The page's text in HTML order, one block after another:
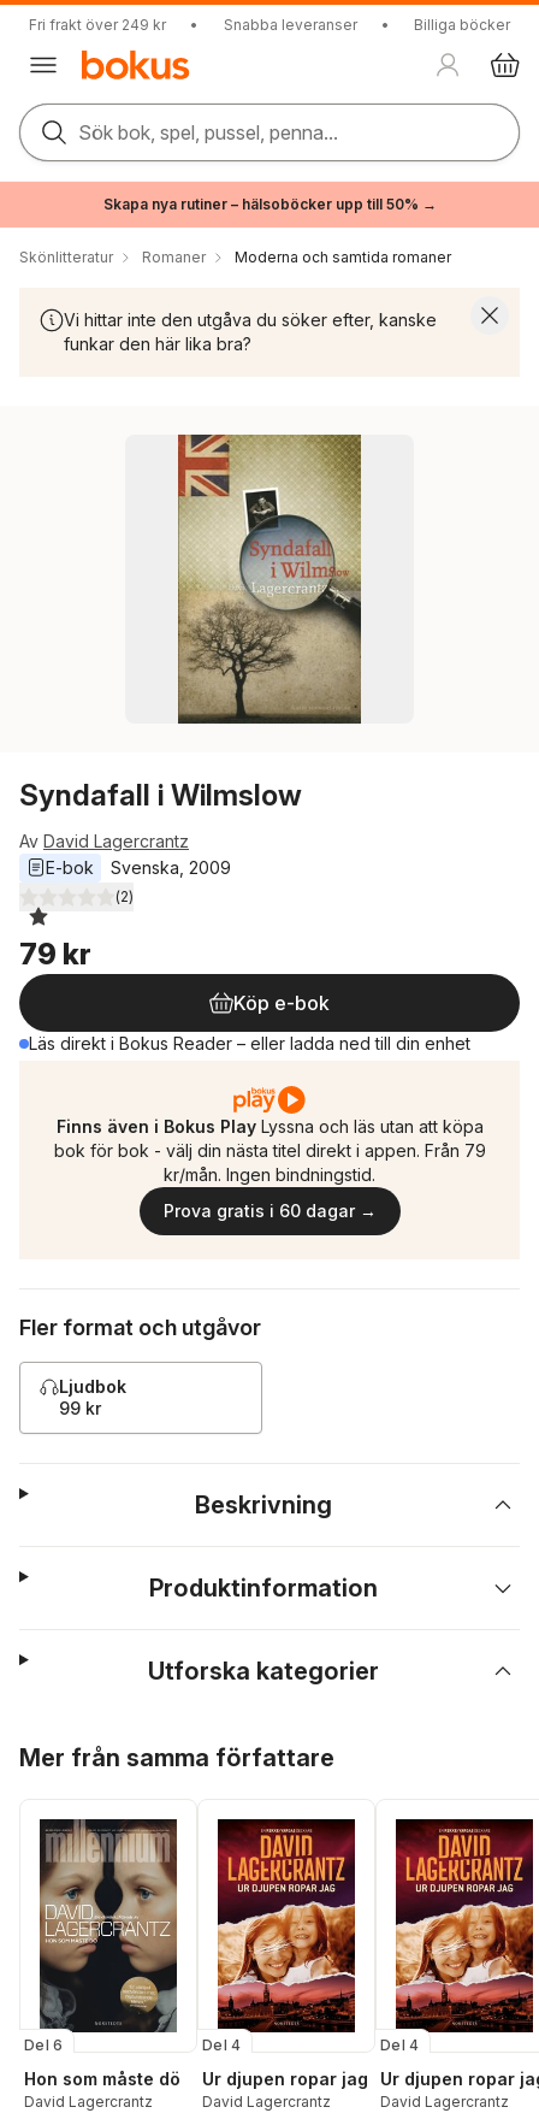
Fri frakt över 249 kr • Snabba leveranser • Billiga böcker
Sök bok, spel, pussel, penna...
Skapa nya rutiner – hälsoböcker upp till 50% →
Skönlitteratur Romaner Moderna och samtida romaner
Vi hittar inte den utgåva du söker efter, kanske
funkar den här lika bra?
Syndafall i Wilmslow
Av David Lagercrantz
E-bok
Svenska 2009
1,0utav 5 stjärnor. Totalt antal röster:
(2)
79 kr
Köp e-bok
Läs direkt i Bokus Reader – eller ladda ned till din enhet
Finns även i Bokus Play Lyssna och läs utan att köpa
bok för bok - välj din nästa titel direkt i appen. Från 79
kr/mån. Ingen bindningstid.
Prova gratis i 60 dagar →
Fler format och utgåvor
Ljudbok
99 kr
Beskrivning
Produktinformation
Utforska kategorier
Mer från samma författare
Del 6
Hon som måste dö
David Lagercrantz
Del 4
Ur djupen ropar jag
David Lagercrantz
Del 4
Ur djupen ropar
David Lagercrantz